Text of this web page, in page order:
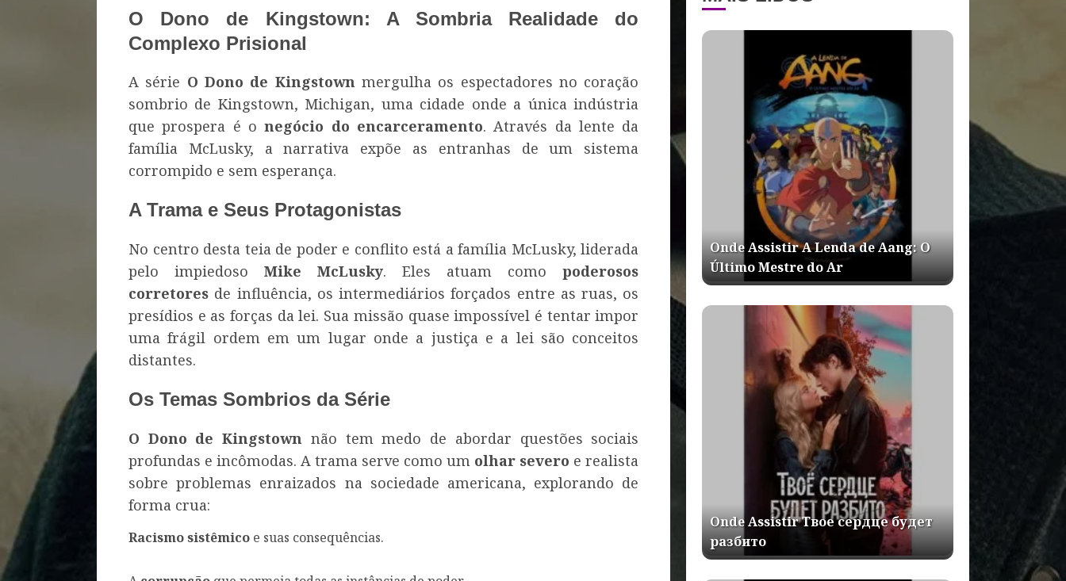
O Dono de Kingstown: A Sombria Realidade do
Complexo Prisional
A série O Dono de Kingstown mergulha os espectadores no coração
sombrio de Kingstown, Michigan, uma cidade onde a única indústria
que prospera é onegócio do encarceramento. Através da lente da
família McLusky, a narrativa expõe as entranhas de um sistema
corrompido e sem esperança.
A Trama e Seus Protagonistas
No centro desta teia de poder e conflito está a família McLusky, liderada
pelo impiedosoMike McLusky. Eles atuam comopoderosos
corretores de influência, os intermediários forçados entre as ruas, os
presídios e as forças da lei. Sua missão quase impossível é tentar impor
uma frágil ordem em um lugar onde a justiça e a lei são conceitos
distantes.
Os Temas Sombrios da Série
O Dono de Kingstown não tem medo de abordar questões sociais
profundas e incômodas. A trama serve como um olhar severo e realista
sobre problemas enraizados na sociedade americana, explorando de
forma crua:
Racismo sistêmico e suas consequências.
Onde Assistir A Lenda de Aang: O
Último Mestre do Ar
Onde Assistir Твое сердце будет
разбито